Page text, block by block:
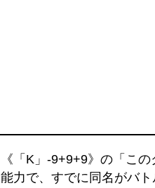
《「K」-9+9+9》の「こ
能力で、すでに同名がバ